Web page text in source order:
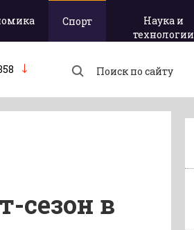
Спорт
Наука и
технологии
сезон в